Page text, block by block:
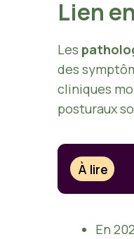
Lien
Les
des
cliniques
posturaux
À lire
En